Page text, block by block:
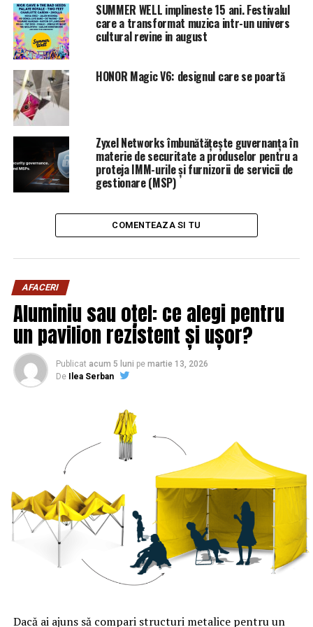
avioane lovind turnurile.
„Deşi nu am murit în acea zi, mulţi dintre noi se sting
afectaţi de bolile cauzate de inhalarea acelor substanţe
toxice”, spune bărbatul, care a fost şi el diagnosticat cu
cancer la sân.
Peste 75.000 de pompieri, poliţişti şi paramedici au
teroriste din New York. Dintre aceştia, cel puţin 2.000 au
murit până acum din cauza substanţelor extrem de
toxice inhalate atunci, alte mii sunt bolnave, iar numărul
tot de ordinul miilor.
ARTICOLE PE ACEIASI TEMA:
URMATORUL
Obiceiurile care te mențin sărac, chiar dacă ai un
salariu mare | Sibiul de AZI
NU RATATI
ANUNȚ de ultimă oră privind atenuarea efectelor ieşirii
Marii Britanii din Uniunea Europeană | Sibiul de AZI
SUMMER WELL implineste 15 ani. Festivalul
care a transformat muzica intr-un univers
cultural revine in august
HONOR Magic V6: designul care se poartă
Zyxel Networks îmbunătățește guvernanța în
materie de securitate a produselor pentru a
proteja IMM-urile și furnizorii de servicii de
gestionare (MSP)
COMENTEAZA SI TU
AFACERI
Aluminiu sau oțel: ce alegi pentru
un pavilion rezistent și ușor?
Publicat acum 5 luni pe martie 13, 2026
De
Ilea Serban
Dacă ai ajuns să compari structuri metalice pentru un